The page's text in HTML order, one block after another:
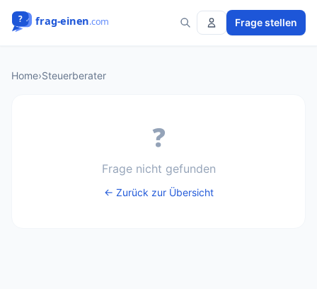
Frage stellen
Home›Steuerberater
❓
Frage nicht gefunden
← Zurück zur Übersicht